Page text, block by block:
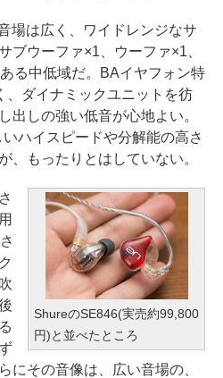
場は広く、ワイドレンジなサ
ブウーファ×1、ウーファ×1、
る中低域だ。BAイヤフォン特
、ダイナミックユニットを彷
出しの強い低音が心地よい。
ハイスピードや分解能の高さ
、もったりとはしていない。
ShureのSE846(実売約99,800
円)と並べたところ
にその音像は、広い音場の、